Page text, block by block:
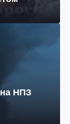
НПЗ